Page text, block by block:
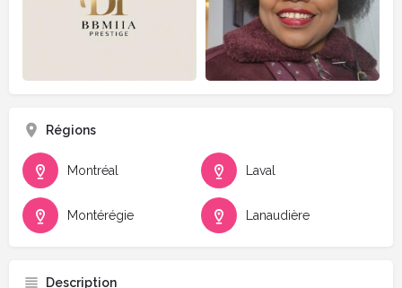
Régions
Montréal Laval
Montérégie Lanaudière
Description